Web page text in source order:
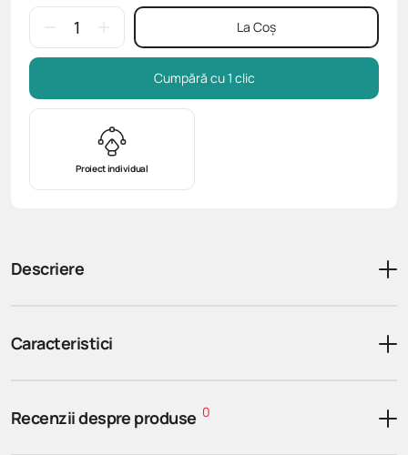
Proiect individual
La Coș
Cumpără cu 1 clic
Descriere
Caracteristici
Recenzii despre produse 0